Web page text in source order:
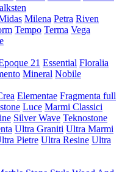
Milena Petra Riven
Tempo Terma Vega
21 Essential Floralia
Mineral Nobile
Elementae Fragmenta full
Luce Marmi Classici
Silver Wave Teknostone
Ultra Graniti Ultra Marmi
Pietre Ultra Resine Ultra